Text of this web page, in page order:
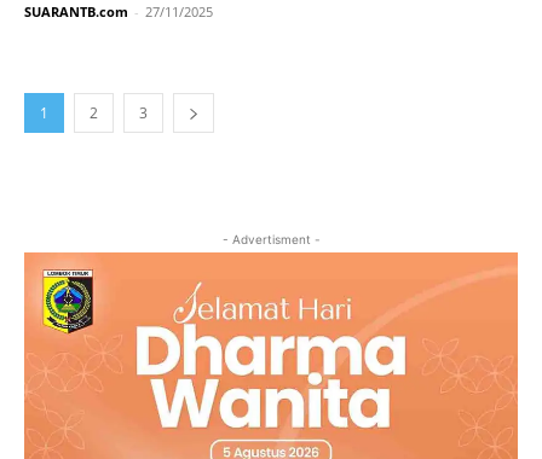
SUARANTB.com - 27/11/2025
1 2 3
- Advertisment -